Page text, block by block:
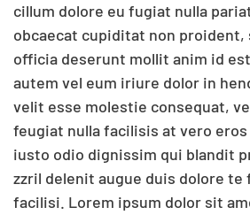
cillum dolore eu fugiat nulla
obcaecat cupiditat non proident,
officia deserunt mollit anim id
autem vel eum iriure dolor in
velit esse molestie consequat,
feugiat nulla facilisis at vero
iusto odio dignissim qui blandit
zzril delenit augue duis dolore te
facilisi. Lorem ipsum dolor sit